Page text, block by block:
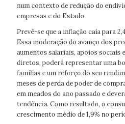
num contexto de redução do
empresas e do Estado.
Prevê-se que a inflação caia para
Essa moderação do avanço dos
aumentos salariais, apoios sociais
diretos, poderá representar uma
famílias e um reforço do seu
meses de perda de poder de
em meados do ano passado e
tendência. Como resultado, o
crescimento médio de 1,9% no